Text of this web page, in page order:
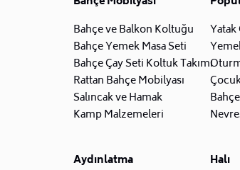
Bahçe ve Balkon Koltuğu
Bahçe Yemek Masa Seti
Bahçe Çay Seti Koltuk Takımı
Rattan Bahçe Mobilyası
Salıncak ve Hamak
Kamp Malzemeleri
Yatak
Aydınlatma
Halı